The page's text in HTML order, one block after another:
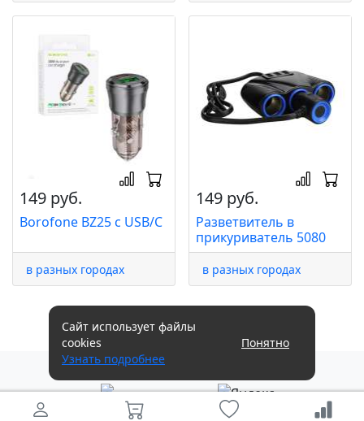
149 руб.
Borofone BZ25 с USB/C
в разных городах
149 руб.
Разветвитель в
прикуриватель 5080
в разных городах
Сайт использует файлы
cookies
Узнать подробнее
Понятно